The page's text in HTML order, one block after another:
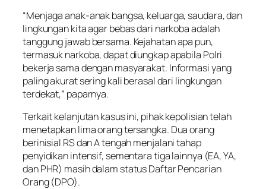
“Menjaga anak-anak bangsa, keluarga, saudara, dan
lingkungan kita agar bebas dari narkoba adalah
tanggung jawab bersama. Kejahatan apa pun,
termasuk narkoba, dapat diungkap apabila Polri
bekerja sama dengan masyarakat. Informasi yang
paling akurat sering kali berasal dari lingkungan
terdekat,” paparnya.
Terkait kelanjutan kasus ini, pihak kepolisian telah
menetapkan lima orang tersangka. Dua orang
berinisial RS dan A tengah menjalani tahap
penyidikan intensif, sementara tiga lainnya (EA, YA,
dan PHR) masih dalam status Daftar Pencarian
Orang (DPO).